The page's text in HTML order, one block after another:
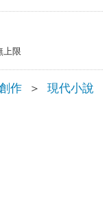
上限
作 ＞ 現代小說